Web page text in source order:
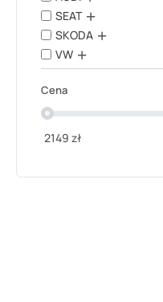
SEAT
SKODA
VW
Cena
2149 zł